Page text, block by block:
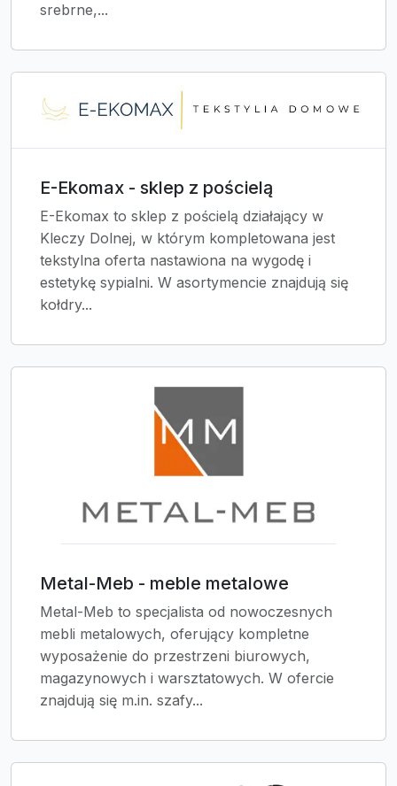
srebrne,...
E-Ekomax - sklep z pościelą
E-Ekomax to sklep z pościelą działający w
Kleczy Dolnej, w którym kompletowana jest
tekstylna oferta nastawiona na wygodę i
estetykę sypialni. W asortymencie znajdują się
kołdry...
Metal-Meb - meble metalowe
Metal-Meb to specjalista od nowoczesnych
mebli metalowych, oferujący kompletne
wyposażenie do przestrzeni biurowych,
magazynowych i warsztatowych. W ofercie
znajdują się m.in. szafy...